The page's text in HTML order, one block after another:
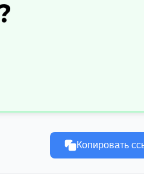
Копировать